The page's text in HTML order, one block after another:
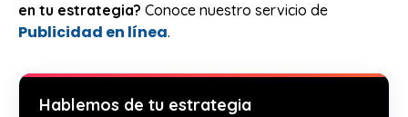
en tu estrategia? Conoce nuestro servicio de
Publicidad en línea.
Hablemos de tu estrategia